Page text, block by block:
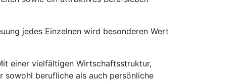
jedes Einzelnen wird besonderen Wert
einer vielfältigen Wirtschaftsstruktur,
sowohl berufliche als auch persönliche